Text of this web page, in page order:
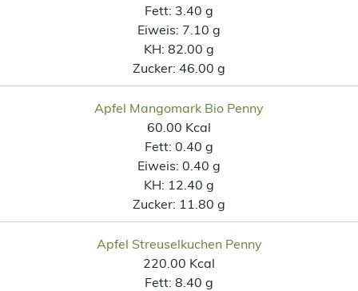
Fett: 3.40 g
Eiweis: 7.10 g
KH: 82.00 g
Zucker: 46.00 g
Apfel Mangomark Bio Penny
60.00 Kcal
Fett: 0.40 g
Eiweis: 0.40 g
KH: 12.40 g
Zucker: 11.80 g
Apfel Streuselkuchen Penny
220.00 Kcal
Fett: 8.40 g